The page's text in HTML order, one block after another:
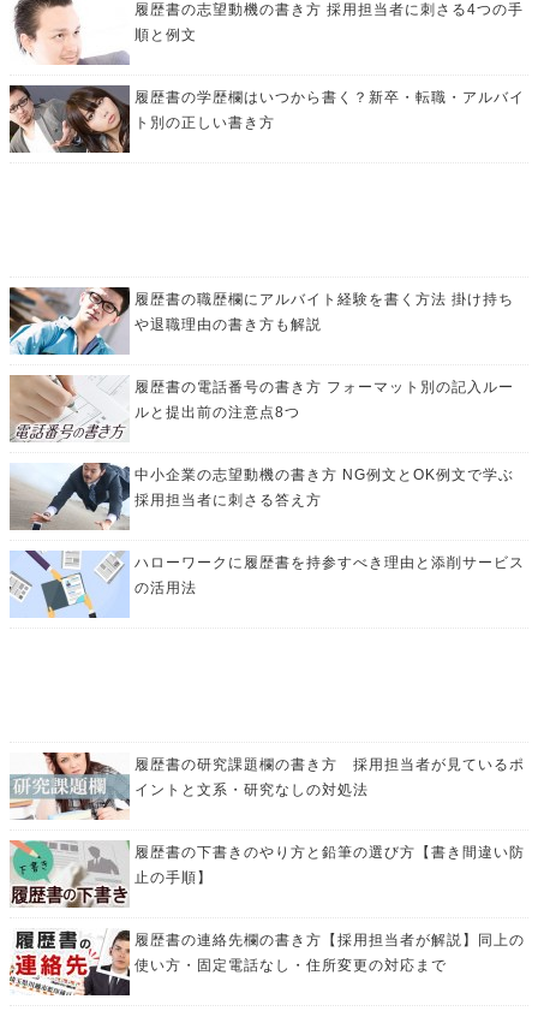
履歴書の志望動機の書き方 採用担当者に刺さる4つの手
順と例文
履歴書の学歴欄はいつから書く？新卒・転職・アルバイ
ト別の正しい書き方
履歴書の職歴欄にアルバイト経験を書く方法 掛け持ち
や退職理由の書き方も解説
履歴書の電話番号の書き方 フォーマット別の記入ルー
ルと提出前の注意点8つ
中小企業の志望動機の書き方 NG例文とOK例文で学ぶ
採用担当者に刺さる答え方
ハローワークに履歴書を持参すべき理由と添削サービス
の活用法
履歴書の研究課題欄の書き方 採用担当者が見ているポ
イントと文系・研究なしの対処法
履歴書の下書きのやり方と鉛筆の選び方【書き間違い防
止の手順】
履歴書の連絡先欄の書き方【採用担当者が解説】同上の
使い方・固定電話なし・住所変更の対応まで